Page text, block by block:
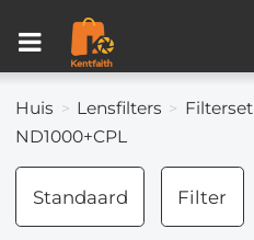
Huis Lensfilters Filterset
ND1000+CPL
Standaard Filter